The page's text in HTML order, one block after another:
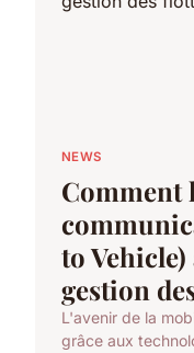
NEWS
Comment
to
gestion
L'avenir de la
grâce aux